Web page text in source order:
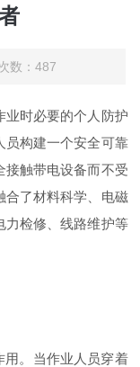
数：487
业时必要的个人防护
员构建一个安全可靠
接触带电设备而不受
合了材料科学、电磁
力检修、线路维护等
。当作业人员穿着